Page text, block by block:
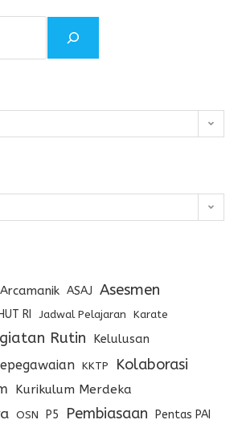
Arcamanik ASAJ Asesmen
HUT RI Jadwal Pelajaran Karate
Rutin
Kelulusan
KKTP Kolaborasi
Kurikulum Merdeka
OSN P5 Pembiasaan Pentas PAI